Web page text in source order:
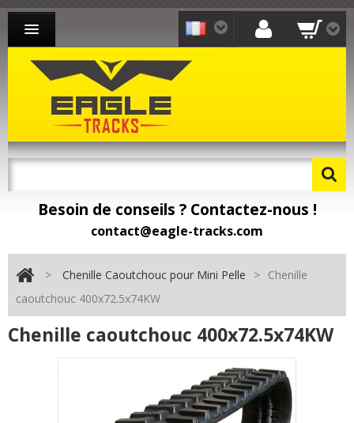
CHENILLE CAOUTCHOUC MINI-PELLE
CHENILLE CAOUTCHOUC CHARGEUR
CHENILLE CAOUTCHOUC TRANSPORTEUR
Besoin de pièces détachées ? Toomat !
Besoin de conseils ? Contactez-nous !
contact@eagle-tracks.com
> Chenille Caoutchouc pour Mini Pelle >
Chenille
caoutchouc 400x72.5x74KW
Chenille caoutchouc 400x72.5x74KW